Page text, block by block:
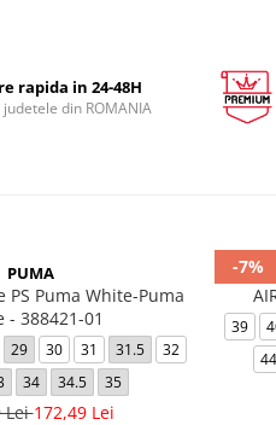
rapida in 24-48H
din ROMANIA
PUMA
PS Puma White-Puma
- 388421-01
29 30 31 31.5
32
34 34.5 35
Lei172,49 Lei
-7%
39